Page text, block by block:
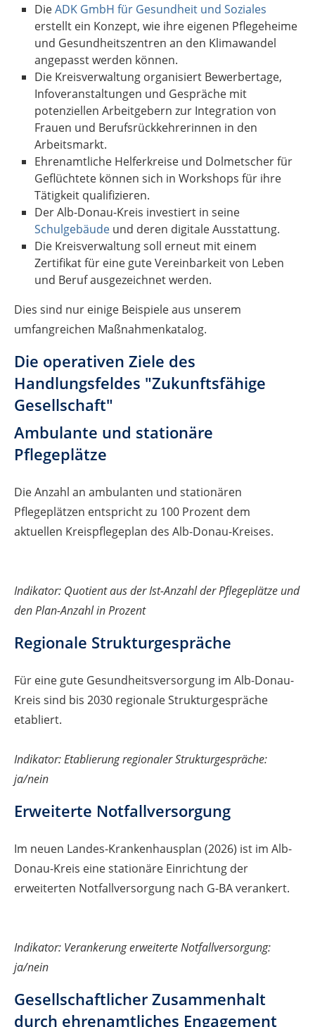
DieADK GmbH für Gesundheit und Soziales
erstellt ein Konzept, wie ihre eigenen Pflegeheime
und Gesundheitszentren an den Klimawandel
angepasst werden können.
Die Kreisverwaltung organisiert Bewerbertage,
Infoveranstaltungen und Gespräche mit
potenziellen Arbeitgebern zur Integration von
Frauen und Berufsrückkehrerinnen in den
Arbeitsmarkt.
Ehrenamtliche Helferkreise und Dolmetscher für
Geflüchtete können sich in Workshops für ihre
Tätigkeit qualifizieren.
Der Alb-Donau-Kreis investiert in seine
Schulgebäudeund deren digitale Ausstattung.
Die Kreisverwaltung soll erneut mit einem
Zertifikat für eine gute Vereinbarkeit von Leben
und Beruf ausgezeichnet werden.
Dies sind nur einige Beispiele aus unserem
umfangreichen Maßnahmenkatalog.
Die operativen Ziele des
Handlungsfeldes "Zukunftsfähige
Gesellschaft"
Ambulante und stationäre
Pflegeplätze
Die Anzahl an ambulanten und stationären
Pflegeplätzen entspricht zu 100 Prozent dem
aktuellen Kreispflegeplan des Alb-Donau-Kreises.
Indikator: Quotient aus der Ist-Anzahl der Pflegeplätze und
den Plan-Anzahl in Prozent
Regionale Strukturgespräche
Für eine gute Gesundheitsversorgung im Alb-Donau-
Kreis sind bis 2030 regionale Strukturgespräche
etabliert.
Indikator: Etablierung regionaler Strukturgespräche:
ja/nein
Erweiterte Notfallversorgung
Im neuen Landes-Krankenhausplan (2026) ist im Alb-
Donau-Kreis eine stationäre Einrichtung der
erweiterten Notfallversorgung nach G-BA verankert.
Indikator: Verankerung erweiterte Notfallversorgung:
ja/nein
Gesellschaftlicher Zusammenhalt
durch ehrenamtliches Engagement